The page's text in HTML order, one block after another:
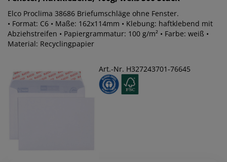
Elco Proclima 38686 Briefumschläge ohne Fenster.
• Format: C6 • Maße: 162x114mm • Klebung: haftklebend mit
Abziehstreifen • Papiergrammatur: 100 g/m² • Farbe: weiß •
Material: Recyclingpapier
Art.-Nr. H327243701-76645